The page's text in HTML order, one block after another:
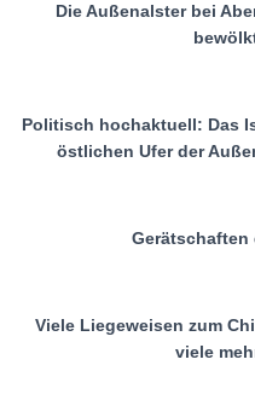
Die Außenalster bei
Politisch hochaktuell: Das
östlichen Ufer der
Gerätschaften
Viele Liegeweisen zum
viele